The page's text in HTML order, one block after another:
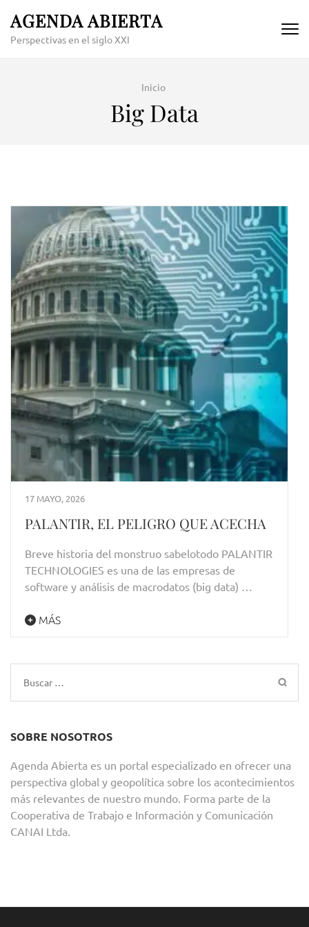
content
AGENDA ABIERTA
Perspectivas en el siglo XXI
Inicio
Big Data
17 MAYO, 2026
PALANTIR, EL PELIGRO QUE ACECHA
Breve historia del monstruo sabelotodo PALANTIR
TECHNOLOGIES es una de las empresas de
software y análisis de macrodatos (big data) …
MÁS
Buscar:
SOBRE NOSOTROS
Agenda Abierta es un portal especializado en ofrecer una
perspectiva global y geopolítica sobre los acontecimientos
más relevantes de nuestro mundo. Forma parte de la
Cooperativa de Trabajo e Información y Comunicación
CANAI Ltda.